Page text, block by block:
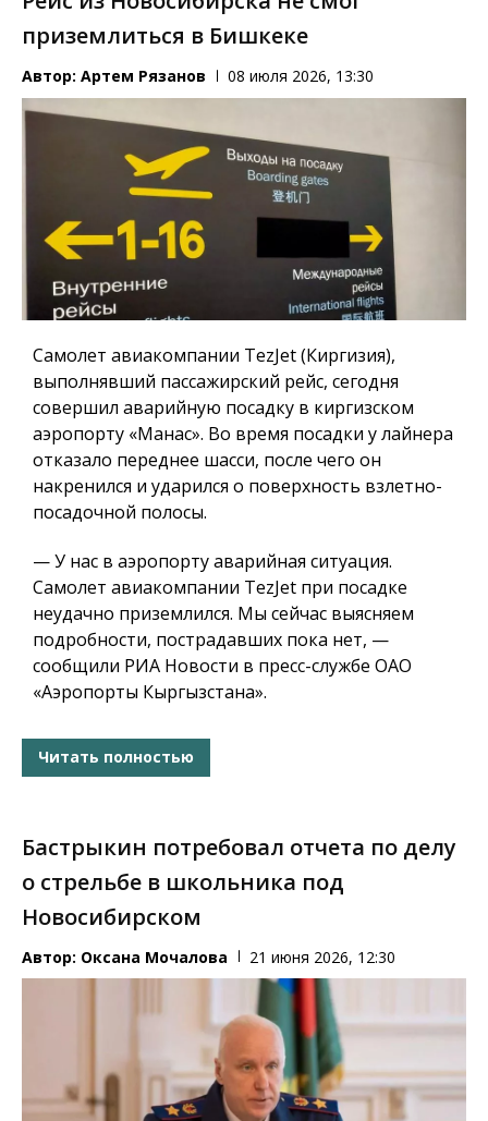
приземлиться в Бишкеке
Автор: Артем Рязанов 08 июля 2026, 13:30
Самолет авиакомпании TezJet (Киргизия),
выполнявший пассажирский рейс, сегодня
совершил аварийную посадку в киргизском
аэропорту «Манас». Во время посадки у лайнера
отказало переднее шасси, после чего он
накренился и ударился о поверхность взлетно-
посадочной полосы.
— У нас в аэропорту аварийная ситуация.
Самолет авиакомпании TezJet при посадке
неудачно приземлился. Мы сейчас выясняем
подробности, пострадавших пока нет, —
сообщили РИА Новости в пресс-службе ОАО
«Аэропорты Кыргызстана».
Читать полностью
Бастрыкин потребовал отчета по делу
о стрельбе в школьника под
Новосибирском
Автор: Оксана Мочалова 21 июня 2026, 12:30